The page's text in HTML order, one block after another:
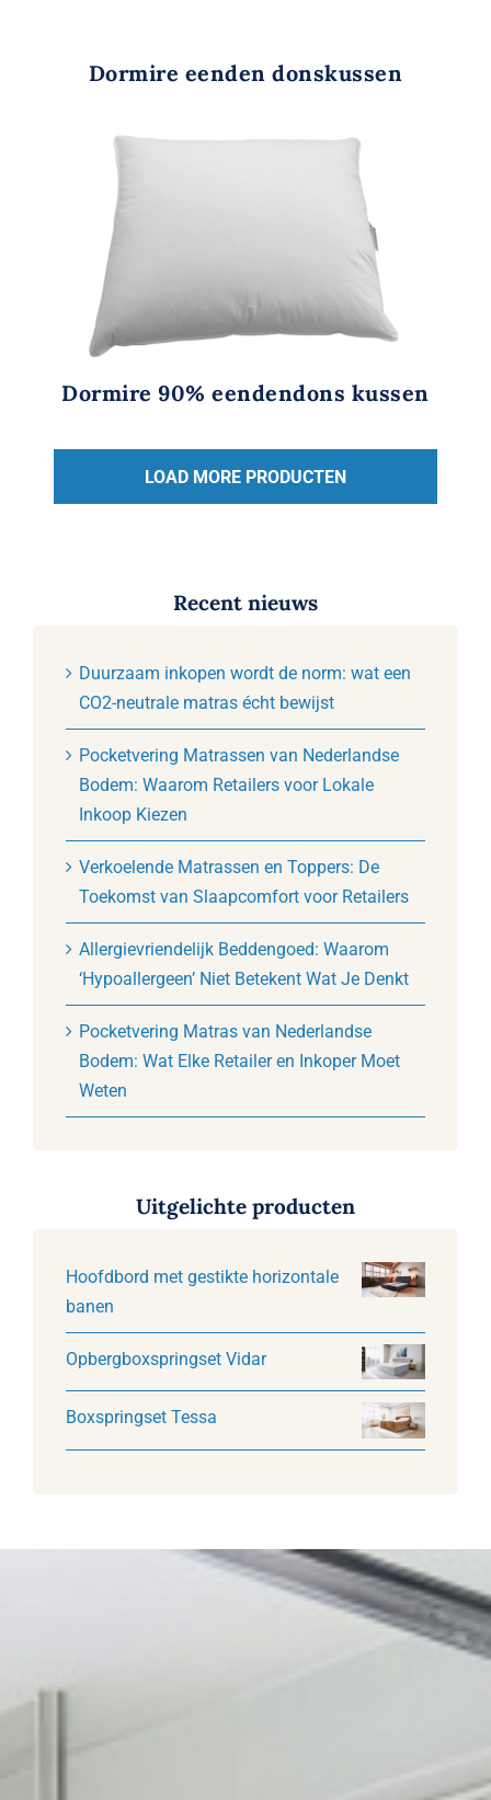
Dormire eenden donskussen
Dormire 90% eendendons kussen
LOAD MORE PRODUCTEN
Recent nieuws
Duurzaam inkopen wordt de norm: wat een
CO2-neutrale matras écht bewijst
Pocketvering Matrassen van Nederlandse
Bodem: Waarom Retailers voor Lokale
Inkoop Kiezen
Verkoelende Matrassen en Toppers: De
Toekomst van Slaapcomfort voor Retailers
Allergievriendelijk Beddengoed: Waarom
‘Hypoallergeen’ Niet Betekent Wat Je Denkt
Pocketvering Matras van Nederlandse
Bodem: Wat Elke Retailer en Inkoper Moet
Weten
Uitgelichte producten
Hoofdbord met gestikte horizontale
banen
Opbergboxspringset Vidar
Boxspringset Tessa